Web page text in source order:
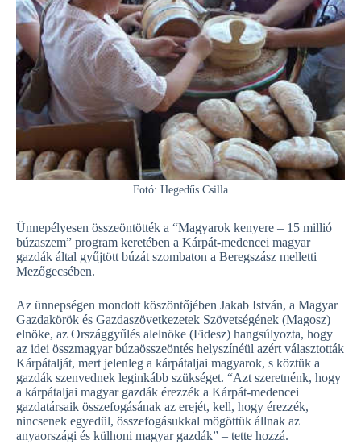
Fotó: Hegedűs Csilla
Ünnepélyesen összeöntötték a “Magyarok kenyere – 15 millió
búzaszem” program keretében a Kárpát-medencei magyar
gazdák által gyűjtött búzát szombaton a Beregszász melletti
Mezőgecsében.
Az ünnepségen mondott köszöntőjében Jakab István, a Magyar
Gazdakörök és Gazdaszövetkezetek Szövetségének (Magosz)
elnöke, az Országgyűlés alelnöke (Fidesz) hangsúlyozta, hogy
az idei összmagyar búzaösszeöntés helyszínéül azért választották
Kárpátalját, mert jelenleg a kárpátaljai magyarok, s köztük a
gazdák szenvednek leginkább szükséget. “Azt szeretnénk, hogy
a kárpátaljai magyar gazdák érezzék a Kárpát-medencei
gazdatársaik összefogásának az erejét, kell, hogy érezzék,
nincsenek egyedül, összefogásukkal mögöttük állnak az
anyaországi és külhoni magyar gazdák” – tette hozzá.